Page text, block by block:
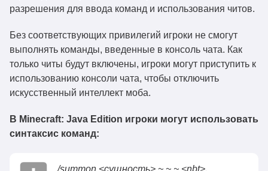
разрешения для ввода команд и использования читов.
Без соответствующих привилегий игроки не смогут
выполнять команды, введенные в консоль чата. Как
только читы будут включены, игроки могут приступить к
использованию консоли чата, чтобы отключить
искусственный интеллект моба.
В Minecraft: Java Edition игроки могут использовать
синтаксис команд:
/summon <сущность> ~ ~ ~ <nbt>.